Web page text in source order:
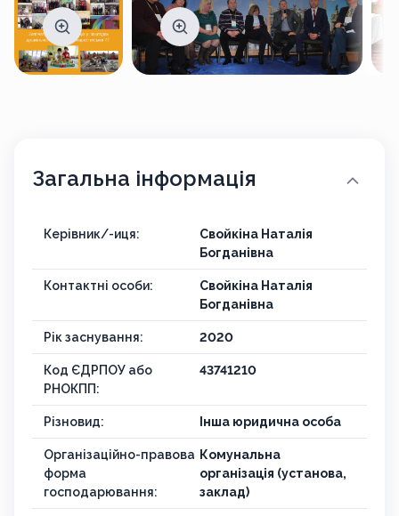
Загальна інформація
Керівник/-иця:
Свойкіна Наталія
Богданівна
Контактні особи:
Свойкіна Наталія
Богданівна
Рік заснування: 2020
Код ЄДРПОУ або
РНОКПП:
43741210
Різновид: Інша юридична особа
Організаційно-правова
форма
господарювання:
Комунальна
організація (установа,
заклад)